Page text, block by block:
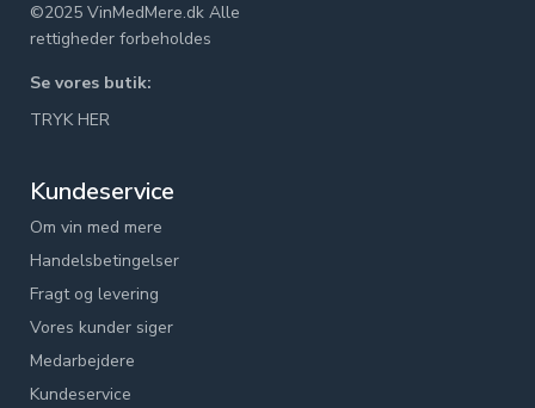
©2025 VinMedMere.dk Alle
rettigheder forbeholdes
Se vores butik:
TRYK HER
Kundeservice
Om vin med mere
Handelsbetingelser
Fragt og levering
Vores kunder siger
Medarbejdere
Kundeservice